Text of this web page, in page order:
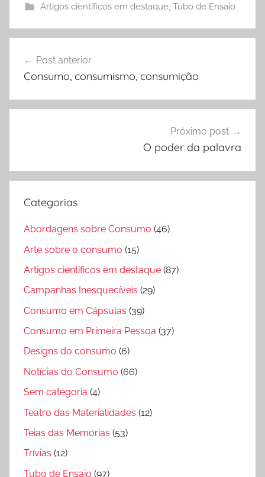
Artigos científicos em destaque, Tubo de Ensaio
de
Post anterior
Consumo, consumismo, consumição
Próximo post
O poder da palavra
Categorias
Abordagens sobre Consumo (46)
Arte sobre o consumo (15)
Artigos científicos em destaque (87)
Campanhas Inesquecíveis (29)
Consumo em Cápsulas (39)
Consumo em Primeira Pessoa (37)
Designs do consumo (6)
Notícias do Consumo (66)
Sem categoria (4)
Teatro das Materialidades (12)
Teias das Memórias (53)
Trívias (12)
Tubo de Ensaio (97)